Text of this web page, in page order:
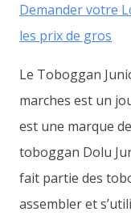
Demander votre
les prix de gros
Le Toboggan
marches est un
est une marque
toboggan Dolu
fait partie des
assembler et